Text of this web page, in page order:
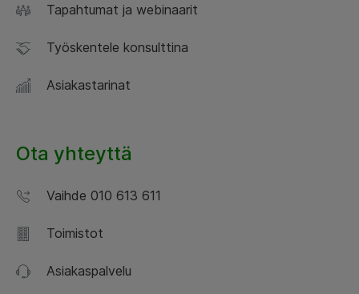
Tapahtumat ja webinaarit
Työskentele konsulttina
Asiakastarinat
Ota yhteyttä
Vaihde 010 613 611
Toimistot
Asiakaspalvelu